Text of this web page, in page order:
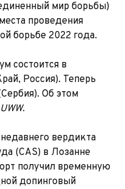
мир борьбы)
проведения
борьбе 2022 года.
состоится в
Россия). Теперь
Об этом
UWW.
вердикта
(CAS) в Лозанне
получил временную
допинговый